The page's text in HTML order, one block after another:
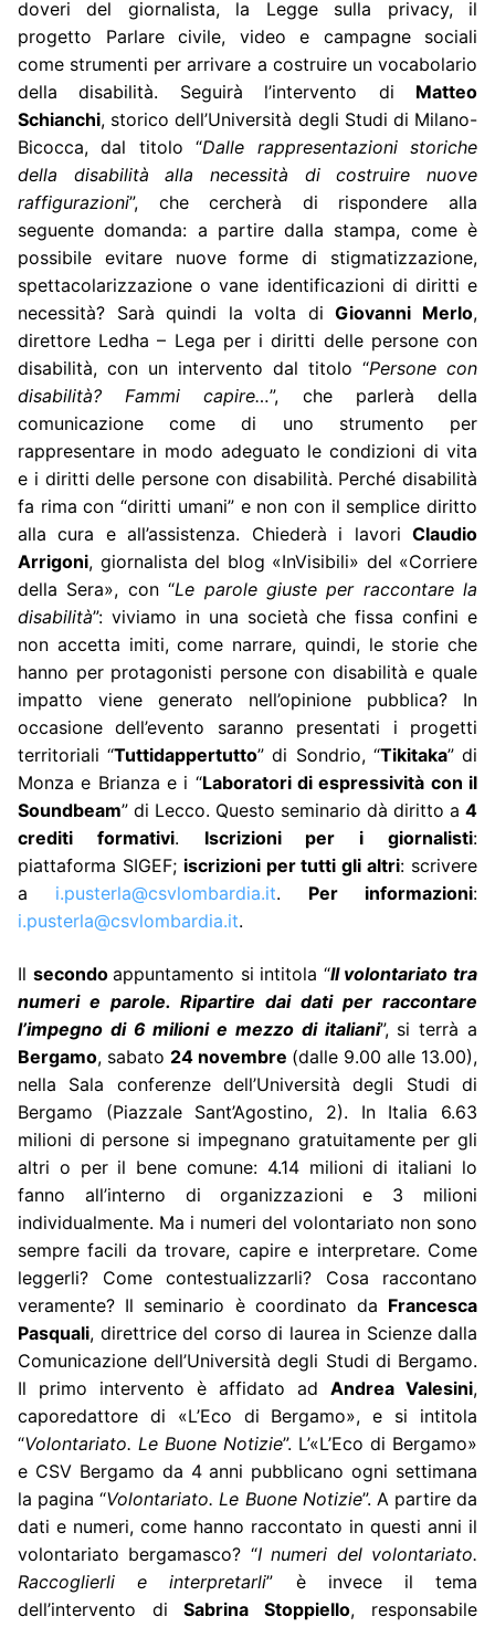
doveri del giornalista, la Legge sulla privacy, il
progetto Parlare civile, video e campagne sociali
come strumenti per arrivare a costruire un vocabolario
della disabilità. Seguirà l’intervento di Matteo
Schianchi, storico dell’Università degli Studi di Milano-
Bicocca, dal titolo “Dalle rappresentazioni storiche
della disabilità alla necessità di costruire nuove
raffigurazioni”, che cercherà di rispondere alla
seguente domanda: a partire dalla stampa, come è
possibile evitare nuove forme di stigmatizzazione,
spettacolarizzazione o vane identificazioni di diritti e
necessità? Sarà quindi la volta diGiovanni Merlo,
direttore Ledha – Lega per i diritti delle persone con
disabilità, con un intervento dal titolo “Persone con
disabilità? Fammi capire…”, che parlerà della
comunicazione come di uno strumento per
rappresentare in modo adeguato le condizioni di vita
e i diritti delle persone con disabilità. Perché disabilità
fa rima con “diritti umani” e non con il semplice diritto
alla cura e all’assistenza. Chiederà i lavori Claudio
Arrigoni, giornalista del blog «InVisibili» del «Corriere
della Sera», con “Le parole giuste per raccontare la
disabilità”: viviamo in una società che fissa confini e
non accetta imiti, come narrare, quindi, le storie che
hanno per protagonisti persone con disabilità e quale
impatto viene generato nell’opinione pubblica? In
occasione dell’evento saranno presentati i progetti
territoriali “Tuttidappertutto” di Sondrio, “Tikitaka” di
Monza e Brianza e i “Laboratori di espressività con il
Soundbeam” di Lecco. Questo seminario dà diritto a 4
crediti formativi. Iscrizioni per i giornalisti:
piattaforma SIGEF; iscrizioni per tutti gli altri: scrivere
a i.pusterla@csvlombardia.it. Per informazioni:
i.pusterla@csvlombardia.it.
Il secondoappuntamento si intitola “Il volontariato tra
numeri e parole. Ripartire dai dati per raccontare
l’impegno di 6 milioni e mezzo di italiani”, si terrà a
Bergamo, sabato 24 novembre (dalle 9.00 alle 13.00),
nella Sala conferenze dell’Università degli Studi di
Bergamo (Piazzale Sant’Agostino, 2). In Italia 6.63
milioni di persone si impegnano gratuitamente per gli
altri o per il bene comune: 4.14 milioni di italiani lo
fanno all’interno di organizzazioni e 3 milioni
individualmente. Ma i numeri del volontariato non sono
sempre facili da trovare, capire e interpretare. Come
leggerli? Come contestualizzarli? Cosa raccontano
veramente? Il seminario è coordinato da Francesca
Pasquali, direttrice del corso di laurea in Scienze dalla
Comunicazione dell’Università degli Studi di Bergamo.
Il primo intervento è affidato ad Andrea Valesini,
caporedattore di «L’Eco di Bergamo», e si intitola
“Volontariato. Le Buone Notizie”. L’«L’Eco di Bergamo»
e CSV Bergamo da 4 anni pubblicano ogni settimana
la pagina “Volontariato. Le Buone Notizie”. A partire da
dati e numeri, come hanno raccontato in questi anni il
volontariato bergamasco? “I numeri del volontariato.
Raccoglierli e interpretarli” è invece il tema
dell’intervento di Sabrina Stoppiello, responsabile